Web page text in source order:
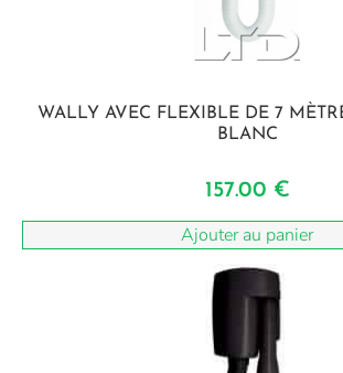
WALLY AVEC FLEXIBLE DE 7
BLANC
157.00 €
Ajouter au panier